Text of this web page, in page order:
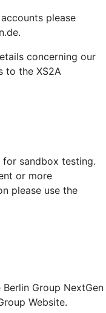
please
concerning our
to the XS2A
sandbox testing.
or more
please use the
Group NextGen
Website.